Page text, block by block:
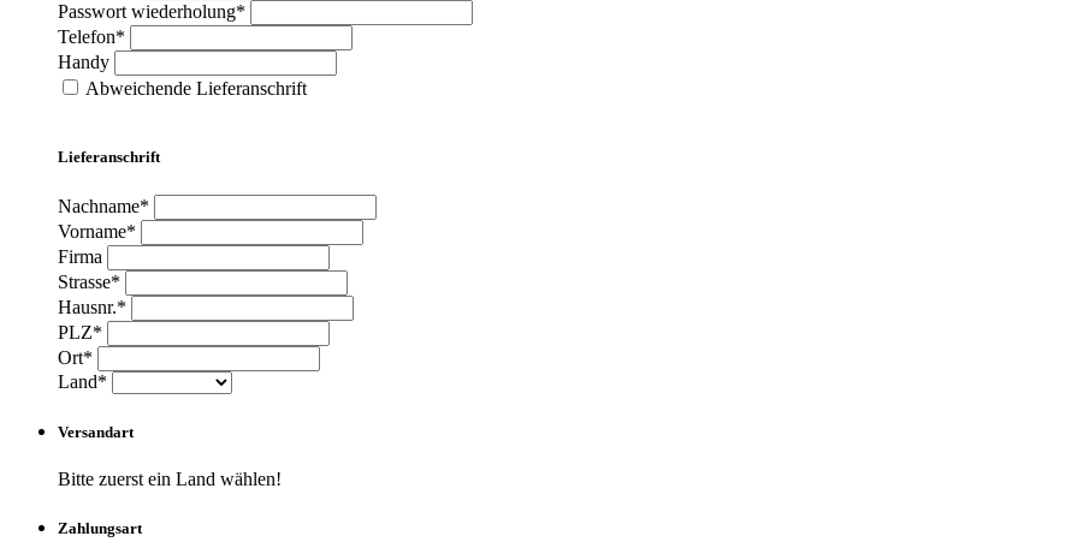
Passwort wiederholung*
Telefon*
Handy
Abweichende Lieferanschrift
Lieferanschrift
Nachname*
Vorname*
Firma
Strasse*
Hausnr.*
PLZ*
Ort*
Land*
Versandart
Bitte zuerst ein Land wählen!
Zahlungsart